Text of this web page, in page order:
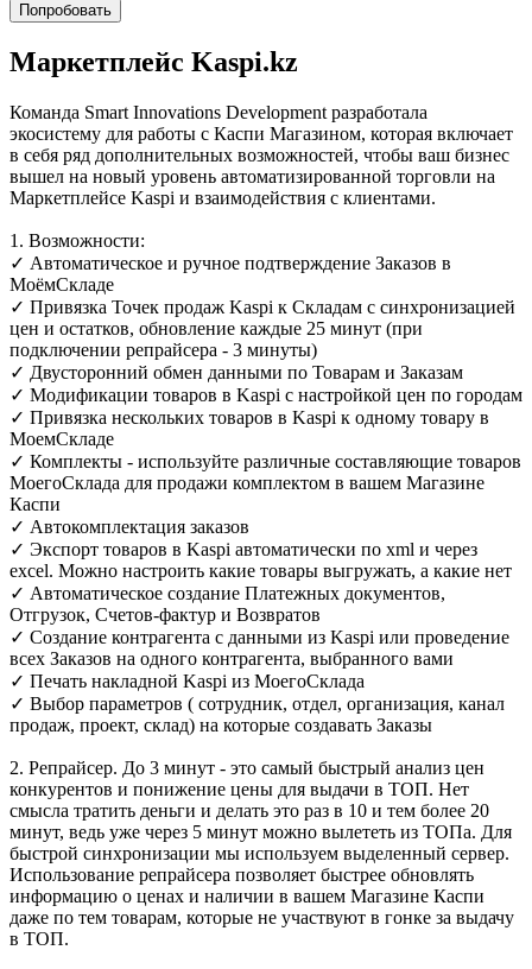
Попробовать
Маркетплейс Kaspi.kz
Команда Smart Innovations Development разработала
экосистему для работы с Каспи Магазином, которая включает
в себя ряд дополнительных возможностей, чтобы ваш бизнес
вышел на новый уровень автоматизированной торговли на
Маркетплейсе Kaspi и взаимодействия с клиентами.
1. Возможности:
✓ Автоматическое и ручное подтверждение Заказов в
МоёмСкладе
✓ Привязка Точек продаж Kaspi к Складам с синхронизацией
цен и остатков, обновление каждые 25 минут (при
подключении репрайсера - 3 минуты)
✓ Двусторонний обмен данными по Товарам и Заказам
✓ Модификации товаров в Kaspi с настройкой цен по городам
✓ Привязка нескольких товаров в Kaspi к одному товару в
МоемСкладе
✓ Комплекты - используйте различные составляющие товаров
МоегоСклада для продажи комплектом в вашем Магазине
Каспи
✓ Автокомплектация заказов
✓ Экспорт товаров в Kaspi автоматически по xml и через
excel. Можно настроить какие товары выгружать, а какие нет
✓ Автоматическое создание Платежных документов,
Отгрузок, Счетов-фактур и Возвратов
✓ Создание контрагента с данными из Kaspi или проведение
всех Заказов на одного контрагента, выбранного вами
✓ Печать накладной Kaspi из МоегоСклада
✓ Выбор параметров ( сотрудник, отдел, организация, канал
продаж, проект, склад) на которые создавать Заказы
2. Репрайсер. До 3 минут - это самый быстрый анализ цен
конкурентов и понижение цены для выдачи в ТОП. Нет
смысла тратить деньги и делать это раз в 10 и тем более 20
минут, ведь уже через 5 минут можно вылететь из ТОПа. Для
быстрой синхронизации мы используем выделенный сервер.
Использование репрайсера позволяет быстрее обновлять
информацию о ценах и наличии в вашем Магазине Каспи
даже по тем товарам, которые не участвуют в гонке за выдачу
в ТОП.